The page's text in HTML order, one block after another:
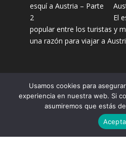
El
popular entre los turistas y
una razón para viajar a
Aviso Legal ¿Quiénes
Política de Privacidad
Preguntas
Usamos cookies para
experiencia en nuestra web. Si
asumiremos que estás